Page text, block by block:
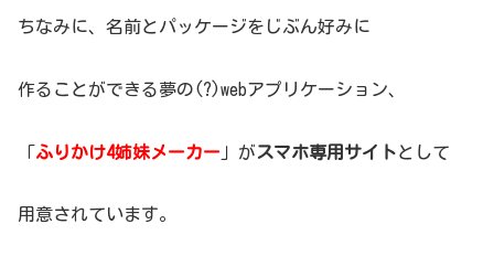
ちなみに、名前とパッケージをじぶん好みに
作ることができる夢の(?)webアプリケーション、
「ふりかけ4姉妹メーカー 」がスマホ専用サイトとして
用意されています。